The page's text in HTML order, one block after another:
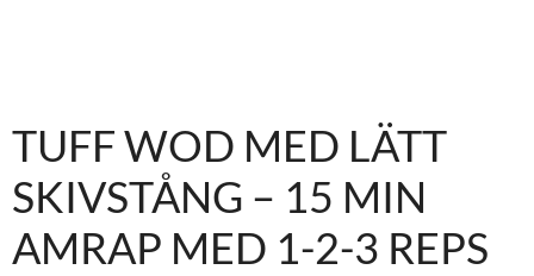
TUFF WOD MED LÄTT
SKIVSTÅNG – 15 MIN
AMRAP MED 1-2-3 REPS